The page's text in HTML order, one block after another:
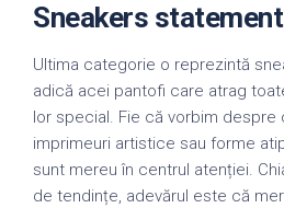
Sneakers statement
Ultima categorie o reprezintă
adică acei pantofi care atrag
lor special. Fie că vorbim despre
imprimeuri artistice sau forme
sunt mereu în centrul atenției.
de tendințe, adevărul este că